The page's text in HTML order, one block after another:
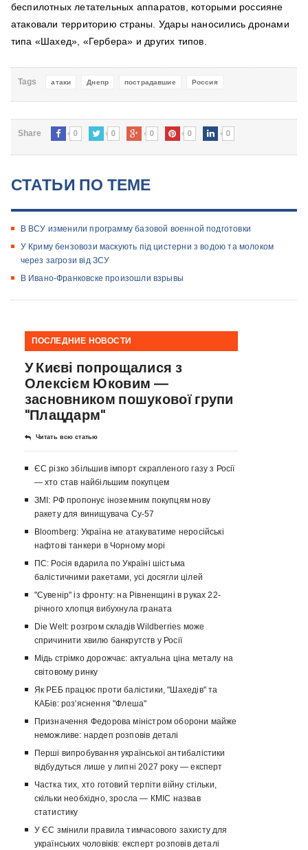
беспилотных летательных аппаратов, которыми россияне
атаковали территорию страны. Удары наносились дронами
типа «Шахед», «Гербера» и других типов.
Tags атаки Днепр пострадавшие Россия
Share 0 0 0 0 0
СТАТЬИ ПО ТЕМЕ
В ВСУ изменили программу базовой военной подготовки
У Криму бензовози маскують під цистерни з водою та молоком
через загрози від ЗСУ
​В Ивано-Франковске произошли взрывы
ПОСЛЕДНИЕ НОВОСТИ
У Києві попрощалися з
Олексієм Юковим —
засновником пошукової групи
"Плацдарм"
Читать всю статью
ЄС різко збільшив імпорт скрапленого газу з Росії
— хто став найбільшим покупцем
ЗМІ: РФ пропонує іноземним покупцям нову
ракету для винищувача Су-57
Bloomberg: Україна не атакуватиме неросійські
нафтові танкери в Чорному морі
ПС: Росія вдарила по Україні шістьма
балістичними ракетами, усі досягли цілей
"Сувенір" із фронту: на Рівненщині в руках 22-
річного хлопця вибухнула граната
Die Welt: розгром складів Wildberries може
спричинити хвилю банкрутств у Росії
Мідь стрімко дорожчає: актуальна ціна металу на
світовому ринку
Як РЕБ працює проти балістики, "Шахедів" та
КАБів: роз'яснення "Флеша"
Призначення Федорова міністром оборони майже
неможливе: нардеп розповів деталі
Перші випробування української антибалістики
відбудуться лише у липні 2027 року — експерт
Частка тих, хто готовий терпіти війну стільки,
скільки необхідно, зросла — КМІС назвав
статистику
У ЄС змінили правила тимчасового захисту для
українських чоловіків: експерт розповів деталі